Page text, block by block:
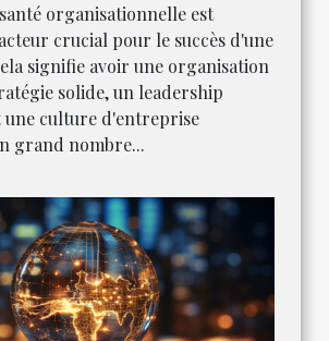
organisationnelle est
crucial pour le succès d'une
signifie avoir une organisation
solide, un leadership
une culture d'entreprise
grand nombre...